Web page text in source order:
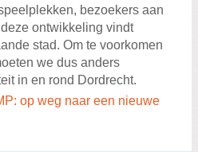
bezoekers aan
ontwikkeling vindt
stad. Om te voorkomen
we dus anders
in en rond Dordrecht.
op weg naar een nieuwe